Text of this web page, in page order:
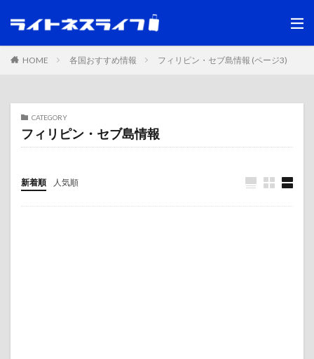
HOME 各国おすすめ情報 フィリピン・セブ島情報 (ページ3)
CATEGORY
フィリピン・セブ島情報
新着順 人気順